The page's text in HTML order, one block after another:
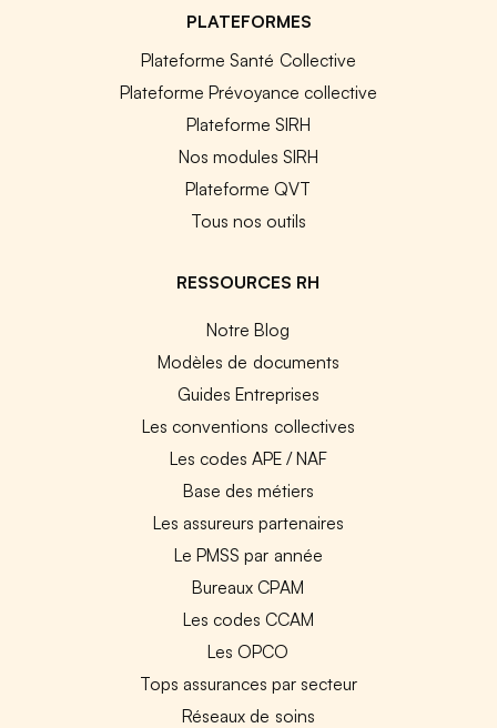
PLATEFORMES
Plateforme Santé Collective
Plateforme Prévoyance collective
Plateforme SIRH
Nos modules SIRH
Plateforme QVT
Tous nos outils
RESSOURCES RH
Notre Blog
Modèles de documents
Guides Entreprises
Les conventions collectives
Les codes APE / NAF
Base des métiers
Les assureurs partenaires
Le PMSS par année
Bureaux CPAM
Les codes CCAM
Les OPCO
Tops assurances par secteur
Réseaux de soins